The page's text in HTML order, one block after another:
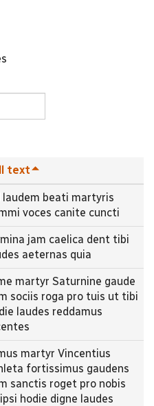
text
laudem beati martyris
voces canite cuncti
jam caelica dent tibi
aeternas quia
martyr Saturnine gaude
sociis roga pro tuis ut tibi
laudes reddamus
martyr Vincentius
fortissimus gaudens
sanctis roget pro nobis
hodie digne laudes